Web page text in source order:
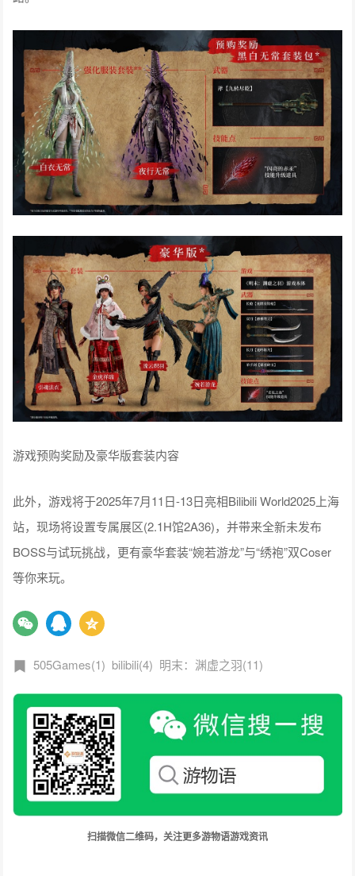
游戏预购奖励及豪华版套装内容
此外，游戏将于2025年7月11日-13日亮相Bilibili World2025上海
站，现场将设置专属展区(2.1H馆2A36)，并带来全新未发布
BOSS与试玩挑战，更有豪华套装“婉若游龙”与“绣袍”双Coser
等你来玩。
505Games(1) bilibili(4) 明末：渊虚之羽(11)
扫描微信二维码，关注更多游物语游戏资讯